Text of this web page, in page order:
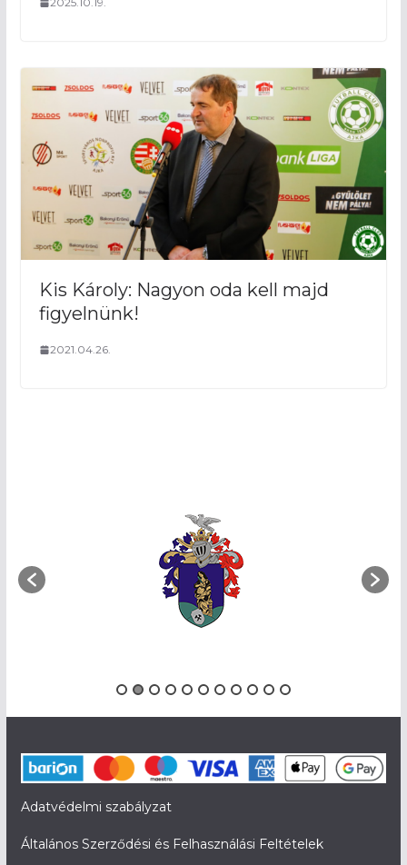
Kis Károly: Nagyon oda kell majd
figyelnünk!
2021.04.26.
Adatvédelmi szabályzat
Általános Szerződési és Felhasználási Feltételek